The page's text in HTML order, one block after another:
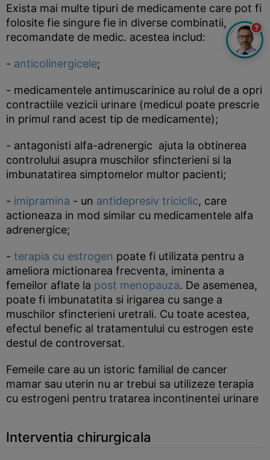
Exista mai multe tipuri de medicamente care pot fi
folosite fie singure fie in diverse combinatii,
recomandate de medic. acestea includ:
- anticolinergicele;
- medicamentele antimuscarinice au rolul de a opri
contractiile vezicii urinare (medicul poate prescrie
in primul rand acest tip de medicamente);
- antagonisti alfa-adrenergic ajuta la obtinerea
controlului asupra muschilor sfincterieni si la
imbunatatirea simptomelor multor pacienti;
- imipramina - un antidepresiv triciclic, care
actioneaza in mod similar cu medicamentele alfa
adrenergice;
- terapia cu estrogen poate fi utilizata pentru a
ameliora mictionarea frecventa, iminenta a
femeilor aflate la post menopauza. De asemenea,
poate fi imbunatatita si irigarea cu sange a
muschilor sfincterieni uretrali. Cu toate acestea,
efectul benefic al tratamentului cu estrogen este
destul de controversat.
Femeile care au un istoric familial de cancer
mamar sau uterin nu ar trebui sa utilizeze terapia
cu estrogeni pentru tratarea incontinentei urinare
Interventia chirurgicala
?